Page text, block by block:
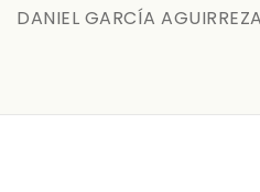
DANIEL GARCÍA